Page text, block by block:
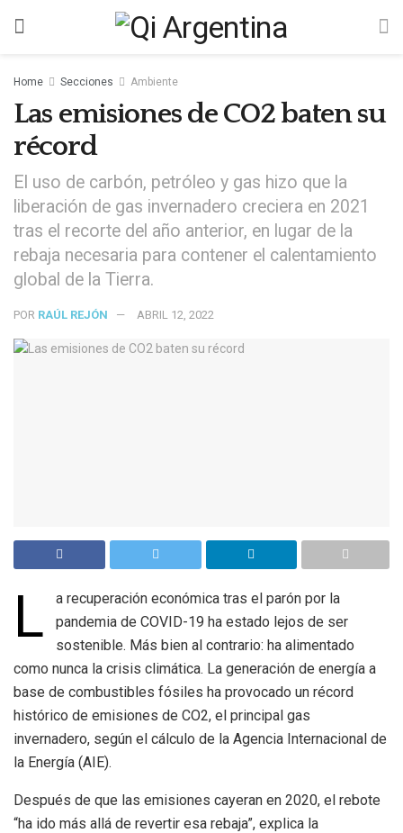
Home Secciones Ambiente
Las emisiones de CO2 baten su
récord
El uso de carbón, petróleo y gas hizo que la
liberación de gas invernadero creciera en 2021
tras el recorte del año anterior, en lugar de la
rebaja necesaria para contener el calentamiento
global de la Tierra.
POR RAÚL REJÓN ABRIL 12, 2022
L
a recuperación económica tras el parón por la
pandemia de COVID-19 ha estado lejos de ser
sostenible. Más bien al contrario: ha alimentado
como nunca la crisis climática. La generación de energía a
base de combustibles fósiles ha provocado un récord
histórico de emisiones de CO2, el principal gas
invernadero, según el cálculo de la Agencia Internacional de
la Energía (AIE).
Después de que las emisiones cayeran en 2020, el rebote
“ha ido más allá de revertir esa rebaja”, explica la